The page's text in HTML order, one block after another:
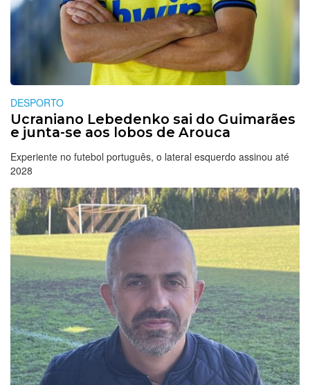
DESPORTO
Ucraniano Lebedenko sai do Guimarães
e junta-se aos lobos de Arouca
Experiente no futebol português, o lateral esquerdo assinou até
2028